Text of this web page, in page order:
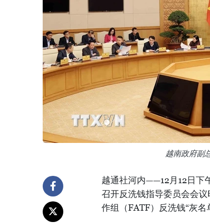
越南政府副
越通社河内——12月12日下
召开反洗钱指导委员会会
作组（FATF）反洗钱“灰名